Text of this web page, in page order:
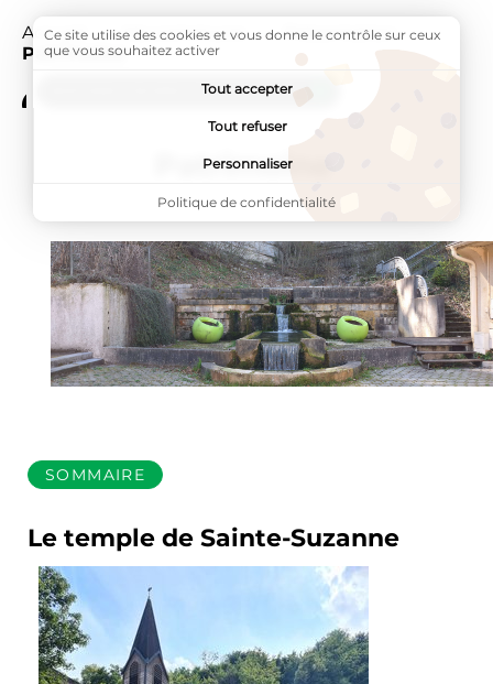
Accueil Ma commune Présentation
Page
Patrimoine
ADDTOANY (SHARE) EST DÉSACTIVÉ.
Patrimoine
Le temple de Sainte-Suzanne
SOMMAIRE
Ce site utilise des cookies et vous donne le contrôle sur ceux
que vous souhaitez activer
Tout accepter
Tout refuser
Personnaliser
Politique de confidentialité